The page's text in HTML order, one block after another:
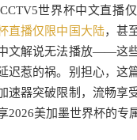
世界杯中文直播仅
直播仅限中国大陆，甚
文解说无法播放——这
迟惹的祸。别担心，这
速器突破限制，流畅享
2026美加墨世界杯的专